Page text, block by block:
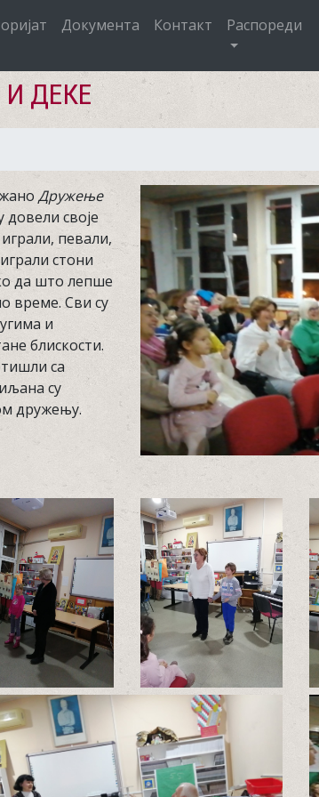
Документа Контакт Распореди
ДЕКЕ
Дружење
своје
певали,
стони
да што лепше
време. Сви су
и
блискости.
са
су
дружењу.